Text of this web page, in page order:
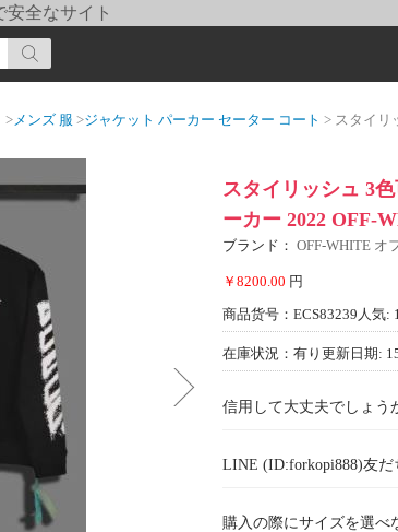
全なサイト
>メンズ 服 >ジャケット パーカー セーター コート > スタイリッシュ
スタイリッシュ 3
ーカー 2022 OFF-
ブランド： OFF-WHITE オ
￥8200.00 円
商品货号：ECS83239 人気:
在庫状況：有り 更新日期:
信用して大丈夫でしょう
LINE (ID:forkopi888)友だ
購入の際にサイズを選べ